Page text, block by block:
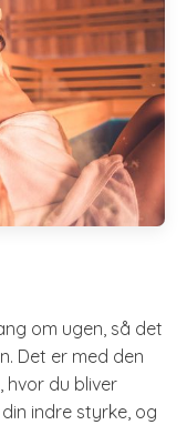
om ugen, så det
Det er med den
hvor du bliver
indre styrke, og